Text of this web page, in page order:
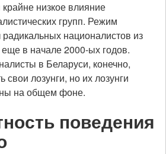
крайне низкое влияние
групп. Режим
националистов из
в начале 2000-ых годов.
в Беларуси, конечно,
свои лозунги, но их лозунги
на общем фоне.
поведения